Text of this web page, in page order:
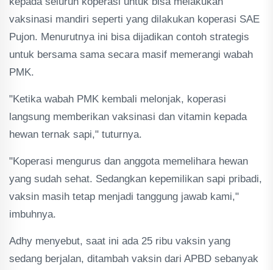
vaksinasi mandiri seperti yang dilakukan koperasi SAE
Pujon. Menurutnya ini bisa dijadikan contoh strategis
untuk bersama sama secara masif memerangi wabah
PMK.
"Ketika wabah PMK kembali melonjak, koperasi
langsung memberikan vaksinasi dan vitamin kepada
hewan ternak sapi," tuturnya.
"Koperasi mengurus dan anggota memelihara hewan
yang sudah sehat. Sedangkan kepemilikan sapi pribadi,
vaksin masih tetap menjadi tanggung jawab kami,"
imbuhnya.
Adhy menyebut, saat ini ada 25 ribu vaksin yang
sedang berjalan, ditambah vaksin dari APBD sebanyak